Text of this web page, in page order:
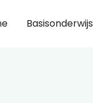
Basisonderwijs